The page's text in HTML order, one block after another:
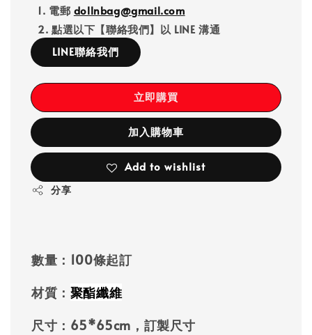
1. 電郵 dollnbag@gmail.com
2. 點選以下【聯絡我們】以 LINE 溝通
LINE聯絡我們
立即購買
加入購物車
Add to wishlist
分享
數量：100條起訂
材質： 聚酯纖維
尺寸：65*65cm，訂製尺寸